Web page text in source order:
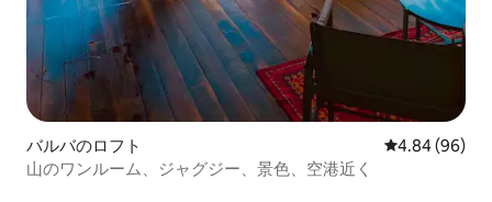
バルバのロフト レビュー96件
4.84 (96)
山のワンルーム、ジャグジー、景色、空港近く